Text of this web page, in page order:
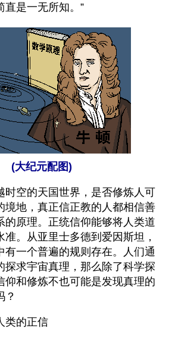
直是一无所知。”
(大纪元配图)
时空的天国世界，是否修炼人可
境地，真正信正教的人都相信善
的原理。正统信仰能够将人类道
。从亚里士多德到爱因斯坦，
有一个普遍的规则存在。人们通
探求宇宙真理，那么除了科学探
仰和修炼不也可能是发现真理的
？
类的正信